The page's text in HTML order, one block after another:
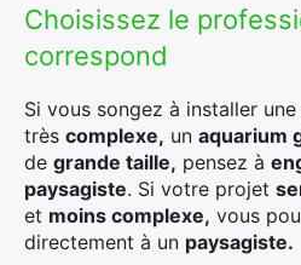
Choisissez le
correspond
Si vous songez à installer une
très complexe, un aquarium
de grande taille, pensez à
paysagiste. Si votre projet
et moins complexe, vous
directement à un paysagiste.